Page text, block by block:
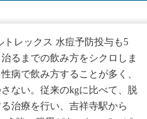
レックス 水痘予防投与も5
るまでの飲み方をシクロしま
病で飲み方することが多く、
ない。従来のkgに比べて、脱
治療を行い、吉祥寺駅から